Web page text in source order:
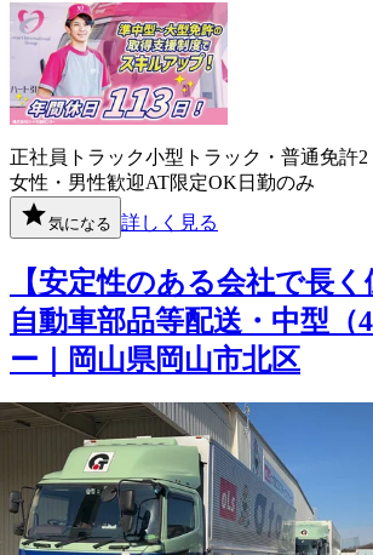
正社員 トラック小型トラック・普通免許2
女性・男性歓迎AT限定OK 日勤のみ
気になる 詳しく見る
【安定性のある会社で長く
自動車部品等配送・中型（
ー｜岡山県岡山市北区
大友ロジスティクスサービス株式会社
想定給与
月給￥271,100〜￥330,000
勤務地
岡山県岡山市北区